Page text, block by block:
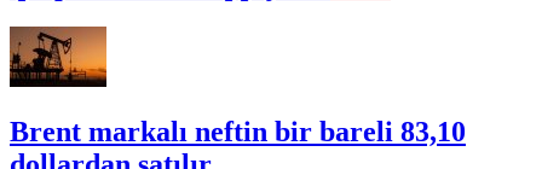
Brent markalı neftin bir bareli 83,10